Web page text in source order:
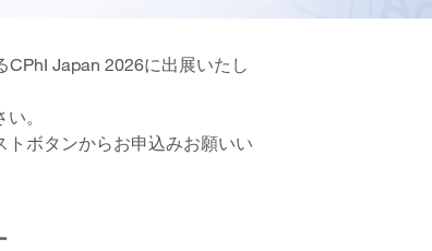
Japan 2026に出展いたし
。
ボタンからお申込みお願いい